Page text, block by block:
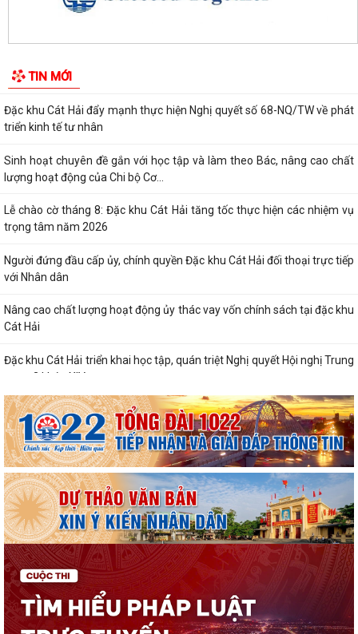
TIN MỚI
UBND đặc khu Cát Hải đánh giá kết quả phát triển kinh tế - xã hội tháng
dùng tiền mặt trong lĩnh vực du...
Đặc khu Cát Hải đẩy mạnh thực hiện Nghị quyết số 68-NQ/TW về phát
triển kinh tế tư nhân
Sinh hoạt chuyên đề gắn với học tập và làm theo Bác, nâng cao chất
lượng hoạt động của Chi bộ Cơ...
Lễ chào cờ tháng 8: Đặc khu Cát Hải tăng tốc thực hiện các nhiệm vụ
trọng tâm năm 2026
Người đứng đầu cấp ủy, chính quyền Đặc khu Cát Hải đối thoại trực tiếp
với Nhân dân
Nâng cao chất lượng hoạt động ủy thác vay vốn chính sách tại đặc khu
Cát Hải
Đặc khu Cát Hải triển khai học tập, quán triệt Nghị quyết Hội nghị Trung
ương 3 khóa XIV
Quy định số 207-QĐ/TW về những điều đảng viên không được làm
Cát Hải triển khai đợt cao điểm "90 ngày tăng tốc - về đích khám sức
khỏe toàn dân năm 2026"
Cảnh giác với hình thức quảng bá trá hình các trang cá cược trực
tuyến
Lung linh những ngọn nến tri ân tại Nghĩa trang Liệt sĩ Đặc khu Cát Hải
Bệnh viện Mắt Hà Nội – Hải Phòng đồng hành tri ân người có công tại
Đặc khu Cát Hải
Đã xác định các nhà vô địch Giải đua thuyền rồng Lễ hội đình làng Phù